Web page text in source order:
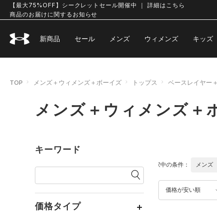
【最大75%OFF】シークレットセール開催中 ｜ 詳細はこちら
商品のお届けに関するお知らせ
新商品 セール メンズ ウィメンズ キッズ
TOP メンズ＋ウィメンズ＋ボーイズ トップス ベースレイヤー
メンズ＋ウィメンズ＋
キーワード
価格タイプ
価格が安い順
選択中の条件： メンズ